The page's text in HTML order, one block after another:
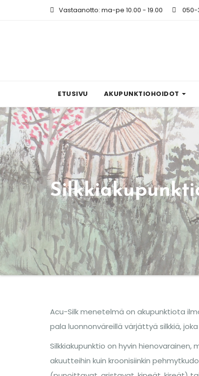
Vastaanotto: ma-pe 10.00 - 19.00 050-
ETUSIVU AKUPUNKTIOHOIDOT
Acu-Silk menetelmä on akupunktiota
pala luonnonväreillä värjättyä silkkiä,
Silkkiakupunktio on hyvin
akuutteihin kuin kroonisiinkin